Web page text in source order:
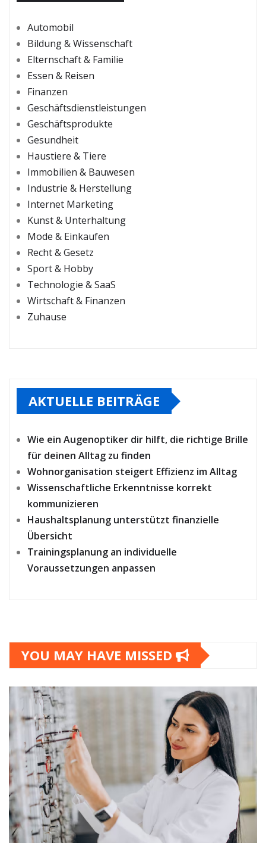
Automobil
Bildung & Wissenschaft
Elternschaft & Familie
Essen & Reisen
Finanzen
Geschäftsdienstleistungen
Geschäftsprodukte
Gesundheit
Haustiere & Tiere
Immobilien & Bauwesen
Industrie & Herstellung
Internet Marketing
Kunst & Unterhaltung
Mode & Einkaufen
Recht & Gesetz
Sport & Hobby
Technologie & SaaS
Wirtschaft & Finanzen
Zuhause
AKTUELLE BEITRÄGE
Wie ein Augenoptiker dir hilft, die richtige Brille
für deinen Alltag zu finden
Wohnorganisation steigert Effizienz im Alltag
Wissenschaftliche Erkenntnisse korrekt
kommunizieren
Haushaltsplanung unterstützt finanzielle
Übersicht
Trainingsplanung an individuelle
Voraussetzungen anpassen
YOU MAY HAVE MISSED